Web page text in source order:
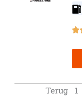
Terug 1